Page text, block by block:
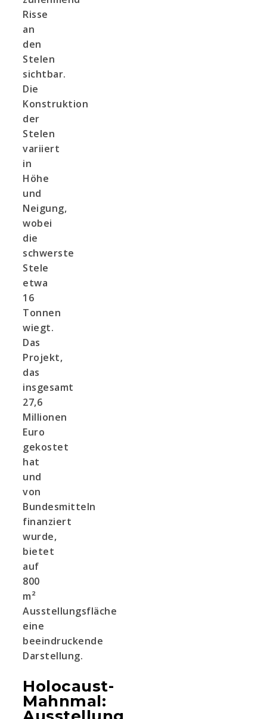
Risse
an
den
Stelen
sichtbar.
Die
Konstruktion
der
Stelen
variiert
in
Höhe
und
Neigung,
wobei
die
schwerste
Stele
etwa
16
Tonnen
wiegt.
Das
Projekt,
das
insgesamt
27,6
Millionen
Euro
gekostet
hat
und
von
Bundesmitteln
finanziert
wurde,
bietet
auf
800
m²
Ausstellungsfläche
eine
beeindruckende
Darstellung.
Holocaust-
Mahnmal: